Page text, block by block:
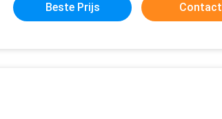
Beste Prijs Contact